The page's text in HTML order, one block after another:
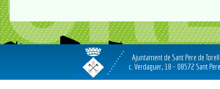
Ajuntament de Sant Pere de
c. Verdaguer, 18 - 08572 Sant